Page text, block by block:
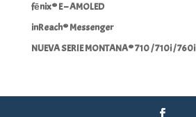
fēnix® E – AMOLED
inReach® Messenger
NUEVA SERIE MONTANA® 710 / 710i / 760i